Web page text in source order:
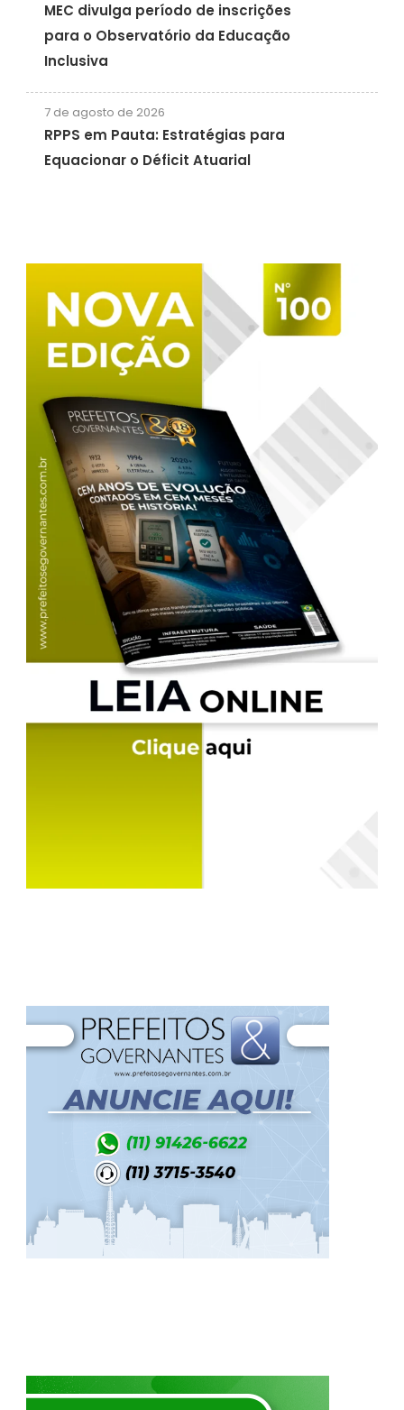
MEC divulga período de inscrições
para o Observatório da Educação
Inclusiva
7 de agosto de 2026
RPPS em Pauta: Estratégias para
Equacionar o Déficit Atuarial